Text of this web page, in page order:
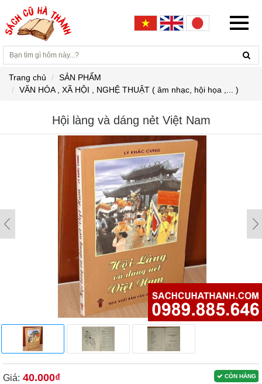
Trang chủ
SẢN PHẨM
VĂN HÓA , XÃ HỘI , NGHỆ THUẬT ( âm nhạc, hội họa ,... )
Hội làng và dáng nẻt Việt Nam
CÒN HÀNG
Giá: 40.000₫